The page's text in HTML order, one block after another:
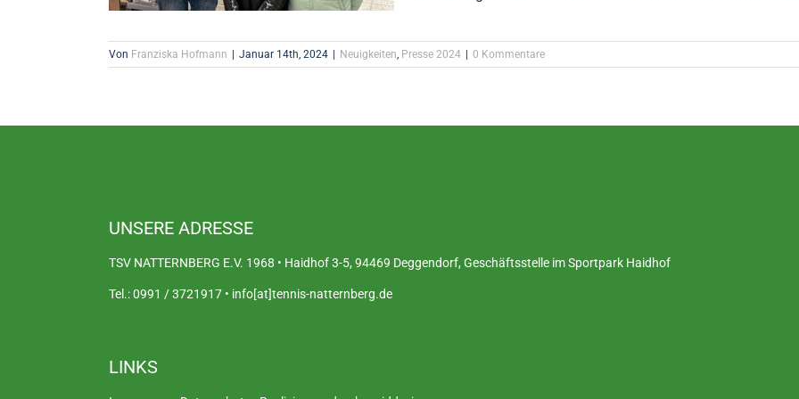
Von Franziska Hofmann Januar 14th, 2024 Neuigkeiten, Presse 2024 0 Kommentare
UNSERE ADRESSE
TSV NATTERNBERG E.V. 1968 • Haidhof 3-5, 94469 Deggendorf, Geschäftsstelle im Sportpark Haidhof
Tel.: 0991 / 3721917 • info[at]tennis-natternberg.de
LINKS